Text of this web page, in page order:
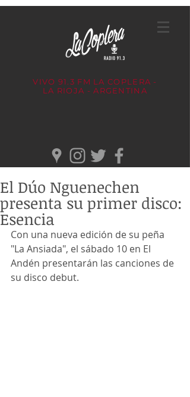
VIVO 91.3 FM LA COPLERA -
LA RIOJA - ARGENTINA
El Dúo Nguenechen
presenta su primer disco:
Esencia
Con una nueva edición de su peña
"La Ansiada", el sábado 10 en El
Andén presentarán las canciones de
su disco debut.